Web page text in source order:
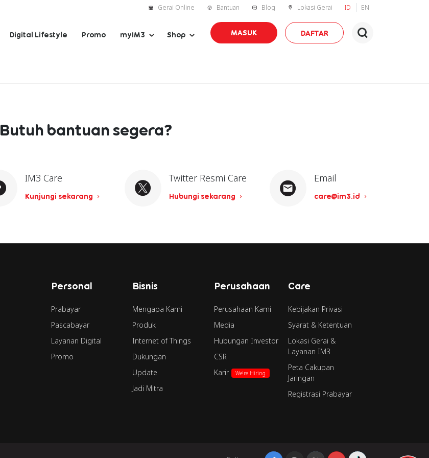
Gerai Online Bantuan Blog Lokasi Gerai ID EN
Digital Lifestyle Promo myIM3 Shop MASUK DAFTAR
Butuh bantuan segera?
IM3 Care
Kunjungi sekarang
Twitter Resmi Care
Hubungi sekarang
Email
care@im3.id
Personal
Prabayar
Pascabayar
Layanan Digital
Promo
Bisnis
Mengapa Kami
Produk
Internet of Things
Dukungan
Update
Jadi Mitra
Perusahaan
Perusahaan Kami
Media
Hubungan Investor
CSR
Karir
We're Hiring
Care
Kebijakan Privasi
Syarat & Ketentuan
Lokasi Gerai &
Layanan IM3
Peta Cakupan
Jaringan
Registrasi Prabayar